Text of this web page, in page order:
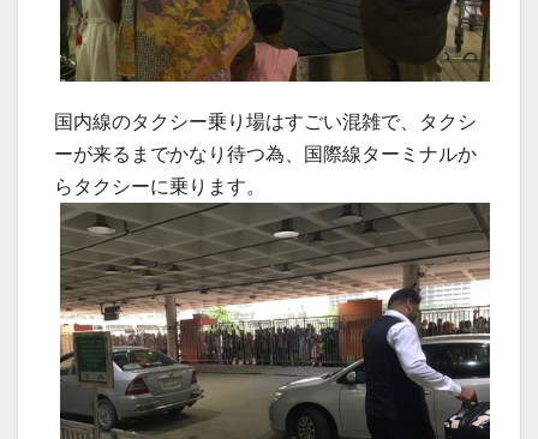
国内線のタクシー乗り場はすごい混雑で、タクシ
ーが来るまでかなり待つ為、国際線ターミナルか
らタクシーに乗ります。